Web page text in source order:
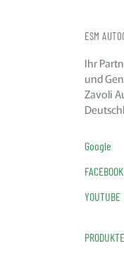
ESM
Ihr
und
Zavoli
Google
FACEBOOK
YOUTUBE
PRODUKTE